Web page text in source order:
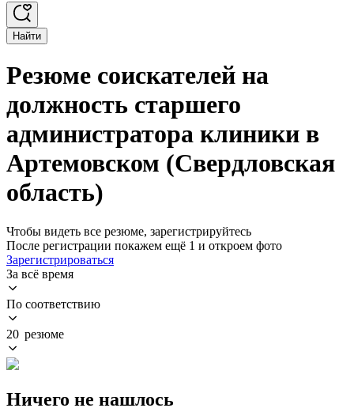
Найти
Резюме соискателей на
должность старшего
администратора клиники в
Артемовском (Свердловская
область)
Чтобы видеть все резюме, зарегистрируйтесь
После регистрации покажем ещё 1 и откроем фото
Зарегистрироваться
За всё время
По соответствию
20 резюме
Ничего не нашлось